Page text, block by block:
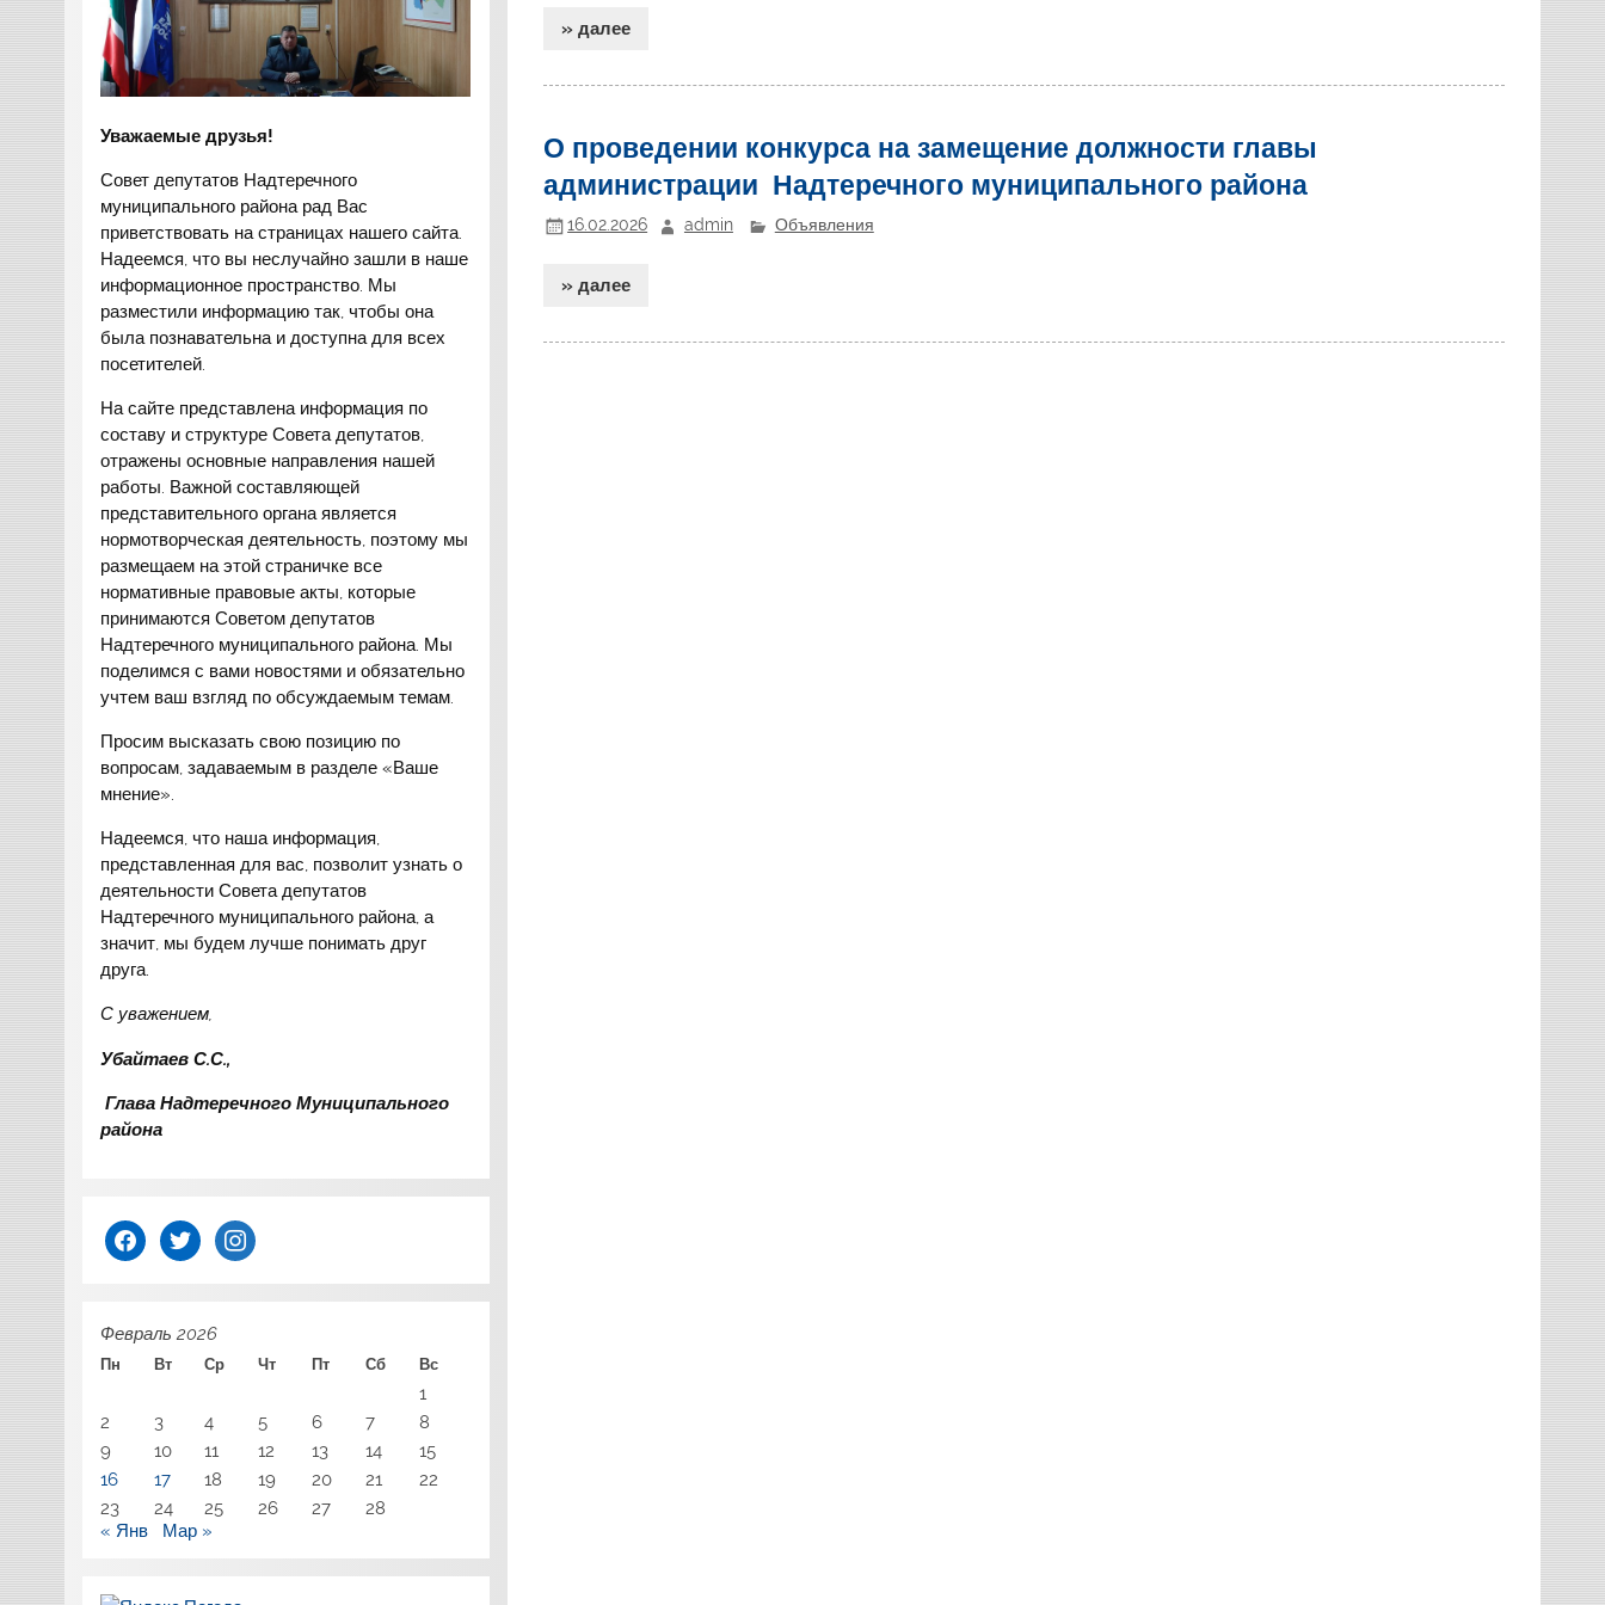
» далее
О проведении конкурса на замещение должности главы
администрации Надтеречного муниципального района
16.02.2026 admin Объявления
» далее
Уважаемые друзья!
Совет депутатов Надтеречного
муниципального района рад Вас
приветствовать на страницах нашего сайта.
Надеемся, что вы неслучайно зашли в наше
информационное пространство. Мы
разместили информацию так, чтобы она
была познавательна и доступна для всех
посетителей.
На сайте представлена информация по
составу и структуре Совета депутатов,
отражены основные направления нашей
работы. Важной составляющей
представительного органа является
нормотворческая деятельность, поэтому мы
размещаем на этой страничке все
нормативные правовые акты, которые
принимаются Советом депутатов
Надтеречного муниципального района. Мы
поделимся с вами новостями и обязательно
учтем ваш взгляд по обсуждаемым темам.
Просим высказать свою позицию по
вопросам, задаваемым в разделе «Ваше
мнение».
Надеемся, что наша информация,
представленная для вас, позволит узнать о
деятельности Совета депутатов
Надтеречного муниципального района, а
значит, мы будем лучше понимать друг
друга.
С уважением,
Убайтаев С.С.,
Глава Надтеречного Муниципального
района
facebooktwitter instagram
Февраль 2026
Пн Вт Ср Чт Пт Сб Вс
1
2
3 4 5 6 7
8
9
10 11 12 13 14
15
16
17 18 19 20 21
22
23
24 25 26 27
28
« Янв
Мар »